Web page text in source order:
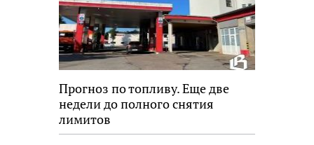
Прогноз по топливу. Еще две
недели до полного снятия
лимитов